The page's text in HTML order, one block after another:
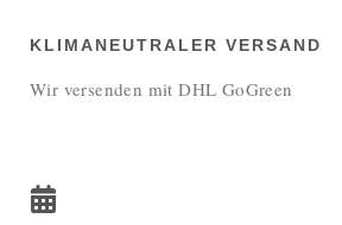
KLIMANEUTRALER VERSAND
Wir versenden mit DHL GoGreen